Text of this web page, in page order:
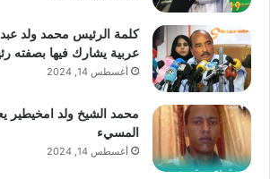
كلمة الرئيس محمد ولد
عربية يشارك فيها بصفته
أغسطس 14, 2024
محمد الشيخ ولد امخيطير
المسيء
أغسطس 14, 2024